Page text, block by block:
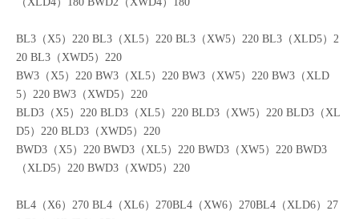
D4）180 BLD2（XWD4）180
（XLD4）180 BWD2（XWD4）180
BL3（X5）220 BL3（XL5）220 BL3（XW5）220 BL3（XLD5）2
20 BL3（XWD5）220
BW3（X5）220 BW3（XL5）220 BW3（XW5）220 BW3（XLD
5）220 BW3（XWD5）220
BLD3（X5）220 BLD3（XL5）220 BLD3（XW5）220 BLD3（XL
D5）220 BLD3（XWD5）220
（XLD5）220 BWD3（XWD5）220